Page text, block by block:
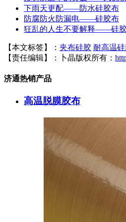
下雨天更配——防水硅胶布
防腐防火防漏电——硅胶布
狂乱的人生不要解释——硅
【本文标签】： 夹布硅胶 耐高温
【责任编辑】：
卜晶版权所有：
济通热销产品
高温脱膜胶布